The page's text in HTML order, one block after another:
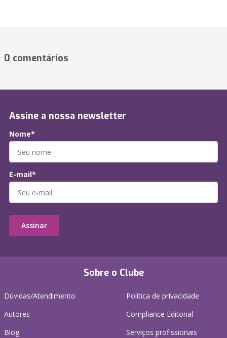
0 comentários
Sobre o Clube
Dúvidas/Atendimento
Autores
Blog
Política de privacidade
Compliance Editorial
Serviços profissionais
Assine a nossa newsletter
Nome*
E-mail*
Assinar